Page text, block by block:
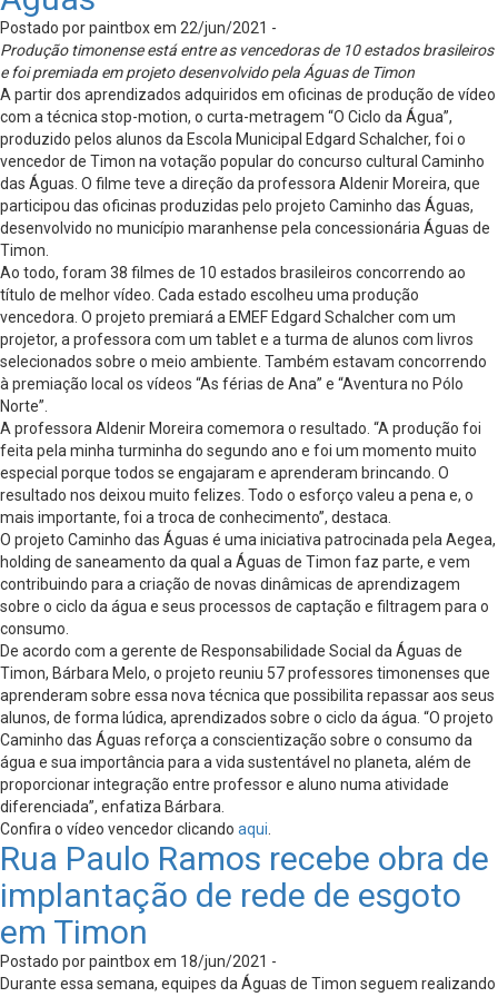
Postado por paintbox em 22/jun/2021 -
Produção timonense está entre as vencedoras de 10 estados brasileiros
e foi premiada em projeto desenvolvido pela Águas de Timon
A partir dos aprendizados adquiridos em oficinas de produção de vídeo
com a técnica stop-motion, o curta-metragem “O Ciclo da Água”,
produzido pelos alunos da Escola Municipal Edgard Schalcher, foi o
vencedor de Timon na votação popular do concurso cultural Caminho
das Águas. O filme teve a direção da professora Aldenir Moreira, que
participou das oficinas produzidas pelo projeto Caminho das Águas,
desenvolvido no município maranhense pela concessionária Águas de
Timon.
Ao todo, foram 38 filmes de 10 estados brasileiros concorrendo ao
título de melhor vídeo. Cada estado escolheu uma produção
vencedora. O projeto premiará a EMEF Edgard Schalcher com um
projetor, a professora com um tablet e a turma de alunos com livros
selecionados sobre o meio ambiente. Também estavam concorrendo
à premiação local os vídeos “As férias de Ana” e “Aventura no Pólo
Norte”.
A professora Aldenir Moreira comemora o resultado. “A produção foi
feita pela minha turminha do segundo ano e foi um momento muito
especial porque todos se engajaram e aprenderam brincando. O
resultado nos deixou muito felizes. Todo o esforço valeu a pena e, o
mais importante, foi a troca de conhecimento”, destaca.
O projeto Caminho das Águas é uma iniciativa patrocinada pela Aegea,
holding de saneamento da qual a Águas de Timon faz parte, e vem
contribuindo para a criação de novas dinâmicas de aprendizagem
sobre o ciclo da água e seus processos de captação e filtragem para o
consumo.
De acordo com a gerente de Responsabilidade Social da Águas de
Timon, Bárbara Melo, o projeto reuniu 57 professores timonenses que
aprenderam sobre essa nova técnica que possibilita repassar aos seus
alunos, de forma lúdica, aprendizados sobre o ciclo da água. “O projeto
Caminho das Águas reforça a conscientização sobre o consumo da
água e sua importância para a vida sustentável no planeta, além de
proporcionar integração entre professor e aluno numa atividade
diferenciada”, enfatiza Bárbara.
Confira o vídeo vencedor clicando aqui
Rua Paulo Ramos recebe obra de
implantação de rede de esgoto
em Timon
Postado por paintbox em 18/jun/2021 -
Durante essa semana, equipes da Águas de Timon seguem realizando